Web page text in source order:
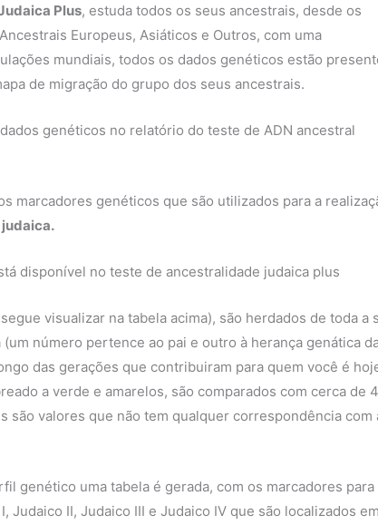
Plus, estuda todos os seus ancestrais, desde os
Europeus, Asiáticos e Outros, com uma
mundiais, todos os dados genéticos estão
de migração do grupo dos seus ancestrais.
genéticos no relatório do teste de ADN ancestral
marcadores genéticos que são utilizados para a
disponível no teste de ancestralidade judaica plus
visualizar na tabela acima), são herdados de toda a
número pertence ao pai e outro à herança genática
das gerações que contribuiram para quem você é
a verde e amarelos, são comparados com cerca de
são valores que não tem qualquer correspondência com
genético uma tabela é gerada, com os marcadores para
Judaico II, Judaico III e Judaico IV que são localizados em